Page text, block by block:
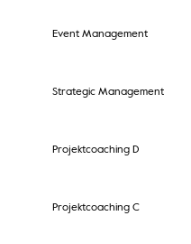
Event Management
Strategic Management
Projektcoaching D
Projektcoaching C